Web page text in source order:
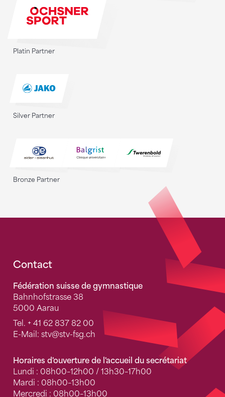
Platin Partner
Silver Partner
Bronze Partner
Fusszeile
Contact
Fédération suisse de gymnastique
Bahnhofstrasse 38
5000 Aarau
Tel. + 41 62 837 82 00
E-Mail: stv@stv-fsg.ch
Horaires d'ouverture de l'accueil du secrétariat
Lundi : 08h00–12h00 / 13h30–17h00
Mardi : 08h00–13h00
Mercredi : 08h00–13h00